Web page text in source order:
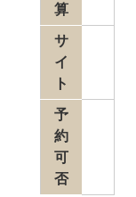
算
サ
イ
ト
予
約
可
否